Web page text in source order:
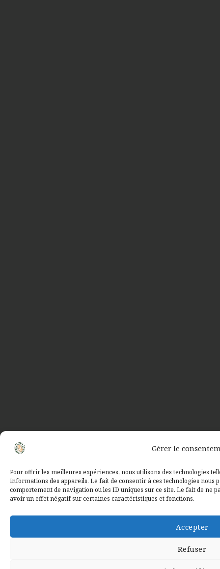
Gérer le
Pour offrir les meilleures expériences, nous utilisons des technologies
informations des appareils. Le fait de consentir à ces technologies nous
comportement de navigation ou les ID uniques sur ce site. Le fait de ne
avoir un effet négatif sur certaines caractéristiques et fonctions.
Accepter
Refuser